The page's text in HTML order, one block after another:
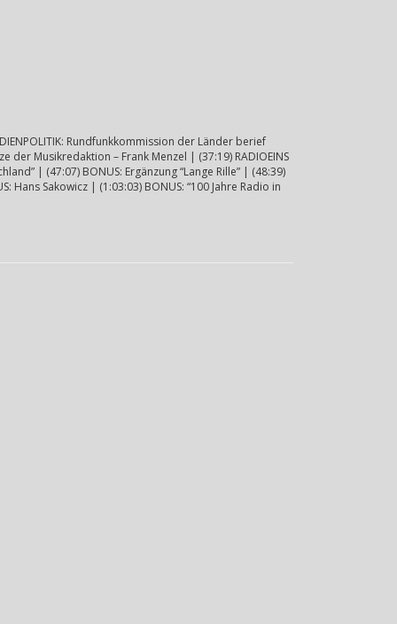
Rundfunkkommission der Länder berief
der Musikredaktion – Frank Menzel | (37:19) RADIOEINS
| (47:07) BONUS: Ergänzung “Lange Rille” | (48:39)
Hans Sakowicz | (1:03:03) BONUS: “100 Jahre Radio in